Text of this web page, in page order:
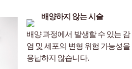
배양하지 않는 시술
배양 과정에서 발생할 수 있는 감
염 및세포의 변형 위험 가능성을
용납하지 않습니다.